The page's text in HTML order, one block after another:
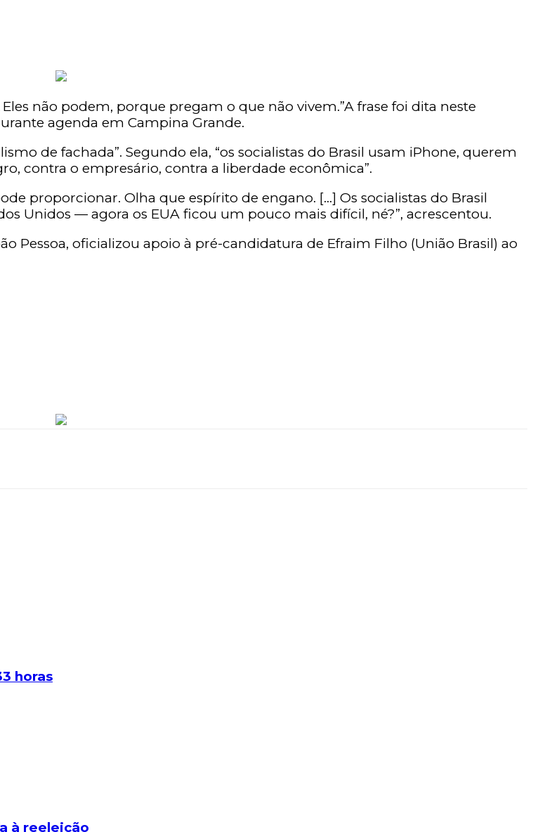
não podem, porque pregam o que não vivem.”A frase foi dita neste
agenda em Campina Grande.
de fachada”. Segundo ela, “os socialistas do Brasil usam iPhone, querem
contra o empresário, contra a liberdade econômica”.
proporcionar. Olha que espírito de engano. […] Os socialistas do Brasil
Unidos — agora os EUA ficou um pouco mais difícil, né?”, acrescentou.
Pessoa, oficializou apoio à pré-candidatura de Efraim Filho (União Brasil) ao
horas
à reeleição